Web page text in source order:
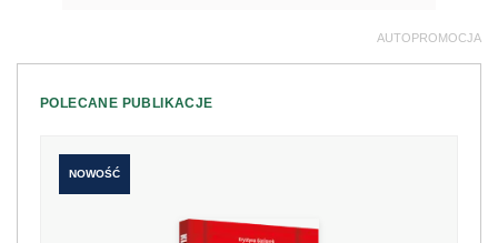
AUTOPROMOCJA
POLECANE PUBLIKACJE
NOWOŚĆ